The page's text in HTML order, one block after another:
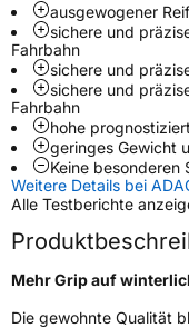
EffizienzC
NasshaftungB
Rollgeräusch (Klasse)B
Rollgeräusch (dB) 70
3PMSF /
ausgewogener
sichere und
Fahrbahn
sichere und
sichere und
Fahrbahn
hohe
geringes Gewicht
Keine besonderen
Weitere Details bei
Alle Testberichte
Mehr Grip auf
Die gewohnte Qualität